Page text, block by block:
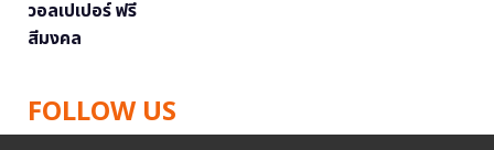
วอลเปเปอร์ ฟรี
สีมงคล
FOLLOW US